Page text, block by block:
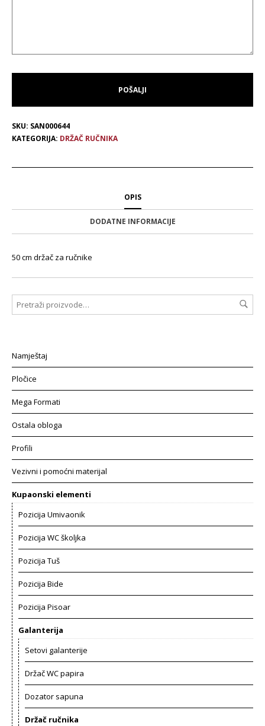
SKU: SAN000644
KATEGORIJA: DRŽAČ RUČNIKA
OPIS
DODATNE INFORMACIJE
50 cm držač za ručnike
Namještaj
Pločice
Mega Formati
Ostala obloga
Profili
Vezivni i pomoćni materijal
Kupaonski elementi
Pozicija Umivaonik
Pozicija WC školjka
Pozicija Tuš
Pozicija Bide
Pozicija Pisoar
Galanterija
Setovi galanterije
Držač WC papira
Dozator sapuna
Držač ručnika